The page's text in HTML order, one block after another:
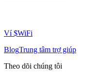
Ví $WiFi
BlogTrung tâm trợ giúp
Theo dõi chúng tôi